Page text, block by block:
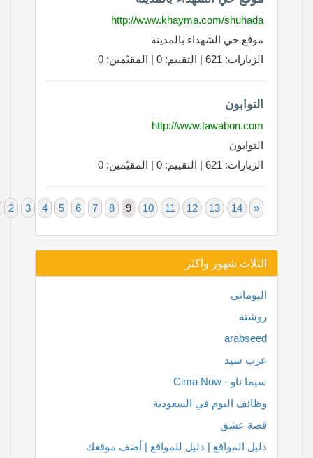
http://www.khayma.com/shuhada
موقع حي الشهداء بالمدينة
الزيارات: 621 | التقييم: 0 | المقيّمين: 0
التوابون
http://www.tawabon.com
التوابون
الزيارات: 621 | التقييم: 0 | المقيّمين: 0
« 1 2 3 4 5 6 7 8 9 10 11 12 13
الثلاث شهور واكثر
البوماتي
arabseed
عرب سيد
سيما ناو - Cima Now
وظائف اليوم في السعودية
قصة عشق
دليل المواقع | دليل للمواقع | أضف موقعك